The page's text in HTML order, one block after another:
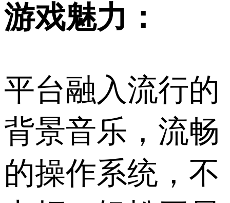
游戏魅力：
平台融入流行的
背景音乐，流畅
的操作系统，不